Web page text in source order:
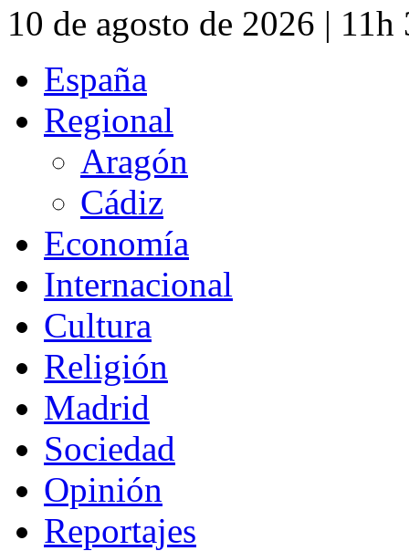
10 de agosto de 2026 |
España
Regional
Aragón
Cádiz
Economía
Internacional
Cultura
Religión
Madrid
Sociedad
Opinión
Reportajes